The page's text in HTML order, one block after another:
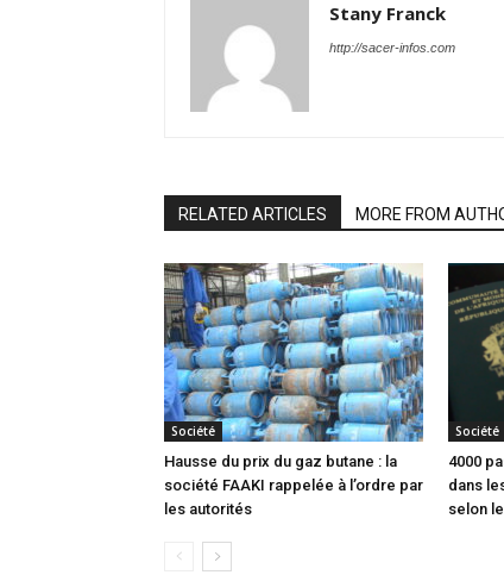
Stany Franck
http://sacer-infos.com
RELATED ARTICLES MORE FROM
Société
Hausse du prix du gaz butane : la
société FAAKI rappelée à l’ordre par
les autorités
Société
4000
dans
selon